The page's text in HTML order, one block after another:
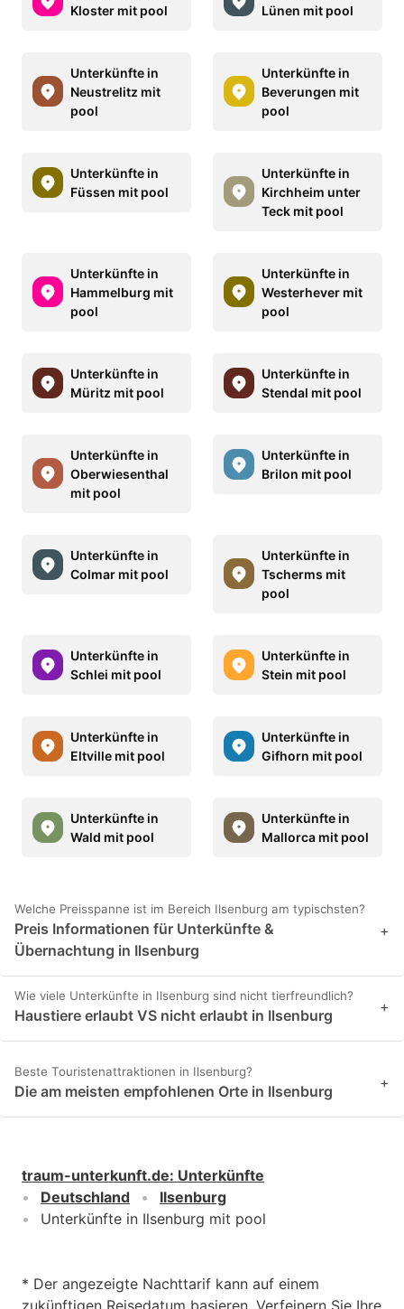
Kloster mit pool
Lünen mit pool
Unterkünfte in
Neustrelitz mit
pool
Unterkünfte in
Beverungen mit
pool
Unterkünfte in
Füssen mit pool
Unterkünfte in
Kirchheim unter
Teck mit pool
Unterkünfte in
Hammelburg mit
pool
Unterkünfte in
Westerhever mit
pool
Unterkünfte in
Müritz mit pool
Unterkünfte in
Stendal mit pool
Unterkünfte in
Oberwiesenthal
mit pool
Unterkünfte in
Brilon mit pool
Unterkünfte in
Colmar mit pool
Unterkünfte in
Tscherms mit
pool
Unterkünfte in
Schlei mit pool
Unterkünfte in
Stein mit pool
Unterkünfte in
Eltville mit pool
Unterkünfte in
Gifhorn mit pool
Unterkünfte in
Wald mit pool
Unterkünfte in
Mallorca mit pool
Welche Preisspanne ist im Bereich Ilsenburg am typischsten?
Preis Informationen für Unterkünfte &
Übernachtung in Ilsenburg
+
Wie viele Unterkünfte in Ilsenburg sind nicht tierfreundlich?
Haustiere erlaubt VS nicht erlaubt in Ilsenburg +
Beste Touristenattraktionen in Ilsenburg?
Die am meisten empfohlenen Orte in Ilsenburg +
traum-unterkunft.de: Unterkünfte
Deutschland
Ilsenburg
Unterkünfte in Ilsenburg mit pool
* Der angezeigte Nachttarif kann auf einem
zukünftigen Reisedatum basieren. Verfeinern Sie Ihre